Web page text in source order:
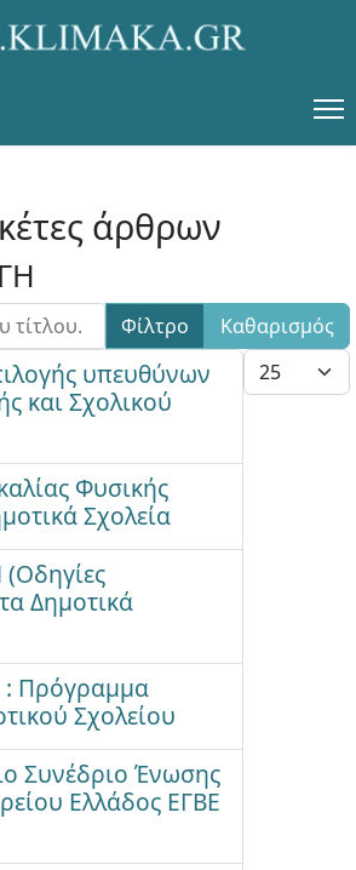
άρθρων
Φίλτρο
Καθαρισμός
Εμφάνιση #
υπευθύνων
και Σχολικού
Φυσικής
Σχολεία
Δημοτικά
: Πρόγραμμα
Σχολείου
Συνέδριο Ένωσης
Ελλάδος ΕΓΒΕ